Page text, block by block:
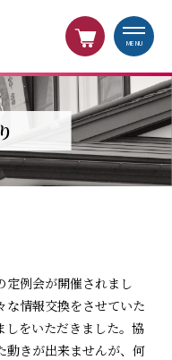
MENU
定例会が開催されまし
な情報交換をさせていた
しをいただきました。協
動きが出来ませんが、何